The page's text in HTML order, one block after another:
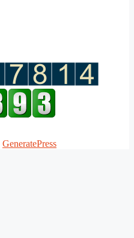
GeneratePress